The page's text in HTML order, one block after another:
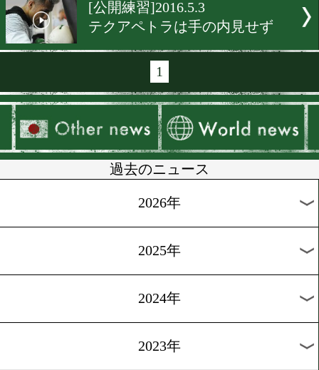
[ニュース]2016.6.22
和氣慎吾が本格スパー開始!
[キャンプ情報]2016.6.15
恒例の白浜キャンプ
[公開練習]2016.5.18
田中恒成「左が成長」
[公開練習]2016.5.7
ジャンボ「不安しかない」
[公開練習]2016.5.3
テクアペトラは手の内見せ